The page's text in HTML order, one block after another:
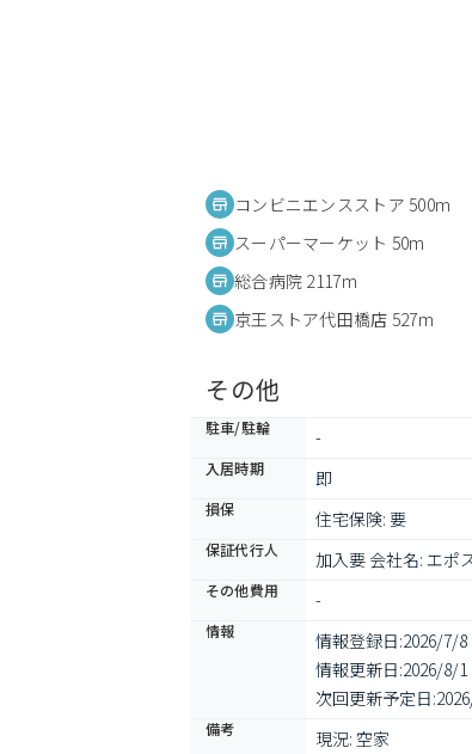
コンビニエンスストア 500m
スーパーマーケット 50m
総合病院 2117m
京王ストア代田橋店 527m
その他
駐車/駐輪 -
入居時期 即
損保 住宅保険: 要
保証代行人 加入要 会社名: エポ
その他費用 -
情報 情報登録日:2026/7/8
情報更新日:2026/8/1
次回更新予定日:
備考
現況: 空家